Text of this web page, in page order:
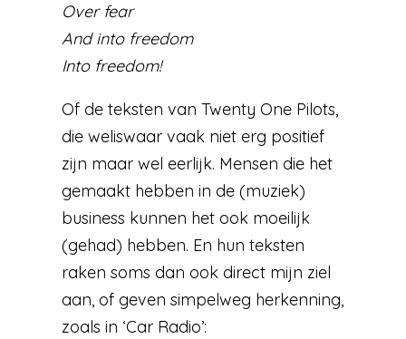
Over fear
And into freedom
Into freedom!
Of de teksten van Twenty One Pilots,
die weliswaar vaak niet erg positief
zijn maar wel eerlijk. Mensen die het
gemaakt hebben in de (muziek)
business kunnen het ook moeilijk
(gehad) hebben. En hun teksten
raken soms dan ook direct mijn ziel
aan, of geven simpelweg herkenning,
zoals in ‘Car Radio’: